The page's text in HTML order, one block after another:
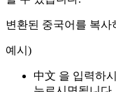
변환된 중국어를 복
예시)
中文 을 입력하